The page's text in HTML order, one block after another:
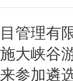
管理有
大峡谷
参加遴